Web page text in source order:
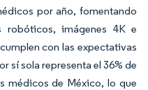
por año, fomentando
robóticos, imágenes 4K e
con las expectativas
sí sola representa el 36% de
médicos de México, lo que